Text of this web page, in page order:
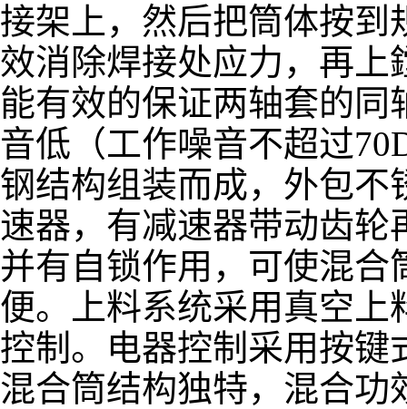
接架上，然后把筒体按到
效消除焊接处应力，再上
能有效的保证两轴套的
音低（工作噪音不超过
钢结构组装而成，外包不
速器，有减速器带动齿轮
并有自锁作用，可使混
便。上料系统采用真空上
控制。电器控制采用按键
混合筒结构独特，混合功